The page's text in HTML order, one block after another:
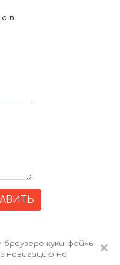
в
×
куки-файлы
навигацию на